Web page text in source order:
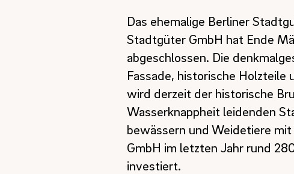
Das ehemalige Berliner
Stadtgüter GmbH hat Ende
abgeschlossen. Die
Fassade, historische
wird derzeit der historische
Wasserknappheit leidenden
bewässern und Weidetiere
GmbH im letzten Jahr rund
investiert.